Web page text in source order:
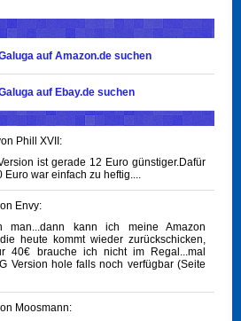
auf Amazon.de suchen
auf Ebay.de suchen
Phill XVII:
ist gerade 12 Euro günstiger.Dafür
Euro war einfach zu heftig....
Envy:
man...dann kann ich meine Amazon
heute kommt wieder zurückschicken,
40€ brauche ich nicht im Regal...mal
Version hole falls noch verfügbar (Seite
Moosmann: